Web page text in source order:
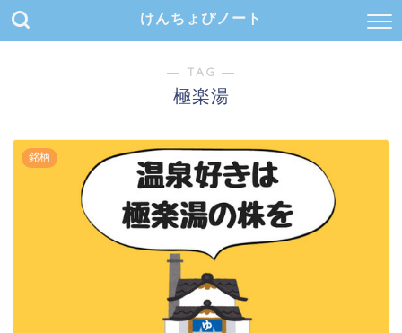
けんちょぴノート
― TAG ―
極楽湯
銘柄